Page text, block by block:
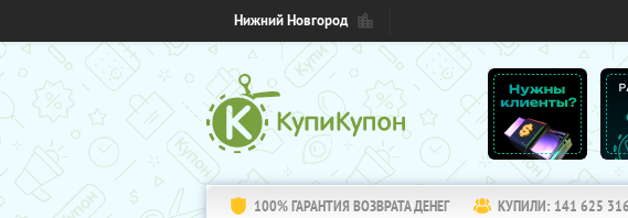
Нижний Новгород
100% ГАРАНТИЯ ВОЗВРАТА ДЕНЕГ КУПИЛИ: 141 625 316